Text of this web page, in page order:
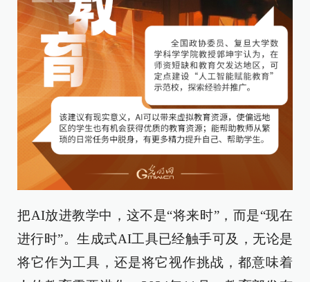
把AI放进教学中，这不是“将来时”，而是“现在
进行时”。生成式AI工具已经触手可及，无论是
将它作为工具，还是将它视作挑战，都意味着